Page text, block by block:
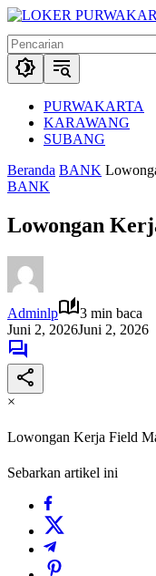
Langsung
konten
PURWAKARTA
KARAWANG
SUBANG
Beranda BANK
BANK
Lowongan
Adminlp
3 min baca
Juni 2, 2026Juni 2, 2026
×
Lowongan Kerja Field
Sebarkan artikel ini